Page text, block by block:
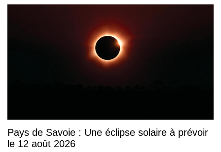
Pays de Savoie : Une éclipse solaire à prévoir
le 12 août 2026